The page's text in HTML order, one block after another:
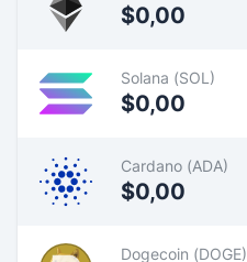
$0,00
Solana (SOL)
$0,00
Cardano (ADA)
$0,00
Dogecoin (DOGE)